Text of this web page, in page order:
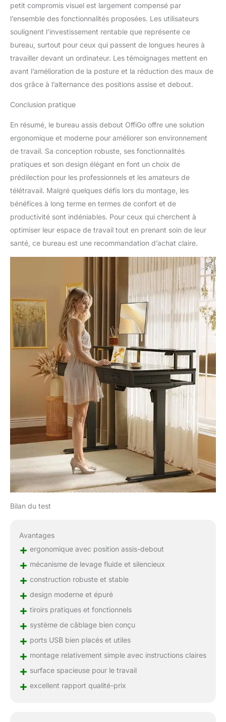
petit compromis visuel est largement compensé par
l’ensemble des fonctionnalités proposées. Les utilisateurs
soulignent l’investissement rentable que représente ce
bureau, surtout pour ceux qui passent de longues heures à
travailler devant un ordinateur. Les témoignages mettent en
avant l’amélioration de la posture et la réduction des maux de
dos grâce à l’alternance des positions assise et debout.
Conclusion pratique
En résumé, le bureau assis debout OffiGo offre une solution
ergonomique et moderne pour améliorer son environnement
de travail. Sa conception robuste, ses fonctionnalités
pratiques et son design élégant en font un choix de
prédilection pour les professionnels et les amateurs de
télétravail. Malgré quelques défis lors du montage, les
bénéfices à long terme en termes de confort et de
productivité sont indéniables. Pour ceux qui cherchent à
optimiser leur espace de travail tout en prenant soin de leur
santé, ce bureau est une recommandation d’achat claire.
Bilan du test
Avantages
+ ergonomique avec position assis-debout
+ mécanisme de levage fluide et silencieux
+ construction robuste et stable
+ design moderne et épuré
+ tiroirs pratiques et fonctionnels
+ système de câblage bien conçu
+ ports USB bien placés et utiles
+ montage relativement simple avec instructions claires
+ surface spacieuse pour le travail
+ excellent rapport qualité-prix